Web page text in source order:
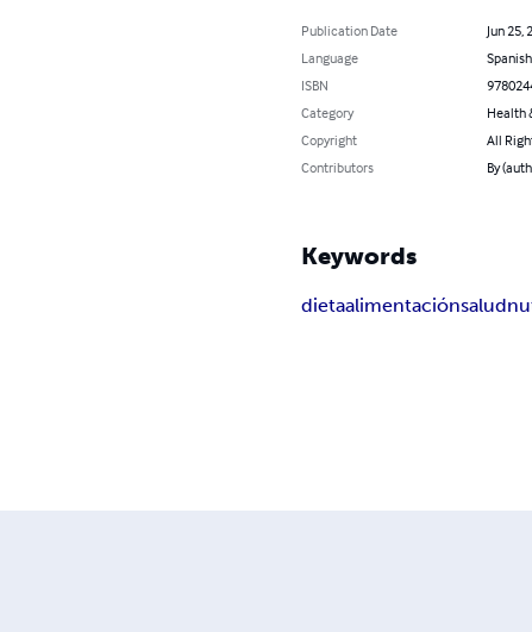
Publication Date
Jun 25,
Language
Spanish
ISBN
Category
Health
Copyright
All
Contributors
By
Keywords
dietaalimentaciónsalud